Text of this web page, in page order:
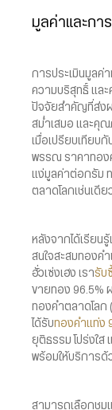
มูลค่าและกา
การประเมินมูลค่
ความบริสุทธิ์ แล
ปัจจัยสำคัญที่ส่ง
สม่ำเสมอ และคุ
เมื่อเปรียบเทียบ
พรรณ ราคาทอง
แง่มูลค่าต่อกรัม
ตลาดโลกเช่นเดีย
หลังจากได้เรียน
สนใจสะสมทองค
ฮั่วเซ่งเฮง เรารับ
ขายทอง 96.5%
ทองคำตลาดโลก
ได้รับทองคำแท่ง
ยุติธรรม โปร่งใ
พร้อมให้บริการด้
สามารถเลือกชม